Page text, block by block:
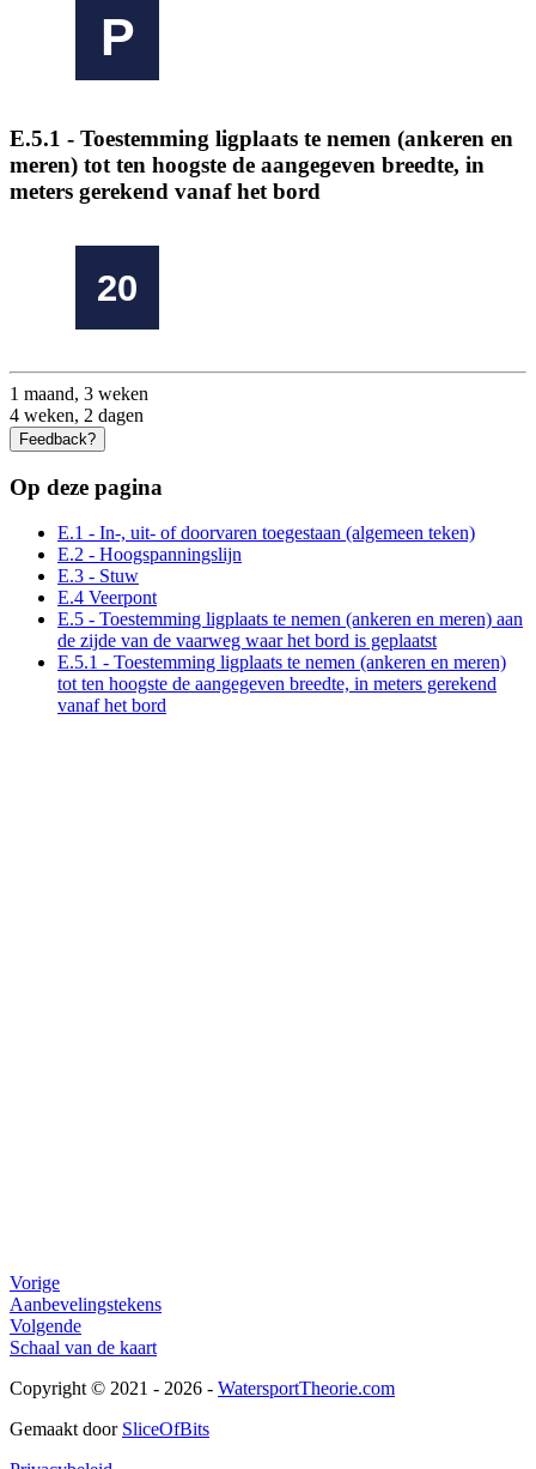
P
E.5.1 - Toestemming ligplaats te nemen (ankeren en
meren) tot ten hoogste de aangegeven breedte, in
meters gerekend vanaf het bord
20
1 maand, 3 weken
4 weken, 2 dagen
Feedback?
Op deze pagina
E.1 - In-, uit- of doorvaren toegestaan (algemeen teken)
E.2 - Hoogspanningslijn
E.3 - Stuw
E.4 Veerpont
E.5 - Toestemming ligplaats te nemen (ankeren en meren) aan
de zijde van de vaarweg waar het bord is geplaatst
E.5.1 - Toestemming ligplaats te nemen (ankeren en meren)
tot ten hoogste de aangegeven breedte, in meters gerekend
vanaf het bord
Vorige
Aanbevelingstekens
Volgende
Schaal van de kaart
Copyright © 2021 - 2026 - WatersportTheorie.com
Gemaakt door SliceOfBits